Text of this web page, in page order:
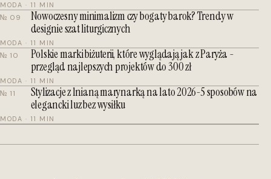
MODA · 11 MIN
№ 09
Nowoczesny minimalizm czy bogaty barok? Trendy w
designie szat liturgicznych
MODA · 11 MIN
№ 10
Polskie marki biżuterii, które wyglądają jak z Paryża -
przegląd najlepszych projektów do 300 zł
MODA · 11 MIN
№ 11
Stylizacje z lnianą marynarką na lato 2026-5 sposobów na
elegancki luz bez wysiłku
MODA · 11 MIN